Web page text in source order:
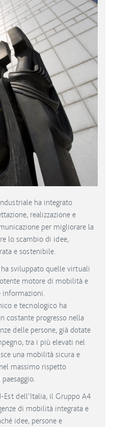
ha integrato
realizzazione e
per migliorare la
lo scambio di idee,
e sostenibile.
sviluppato quelle virtuali
motore di mobilità e
informazioni.
e tecnologico ha
costante progresso nella
delle persone, già dotate
tra i più elevati nel
una mobilità sicura e
massimo rispetto
dell’Italia, il Gruppo A4
di mobilità integrata e
idee, persone e